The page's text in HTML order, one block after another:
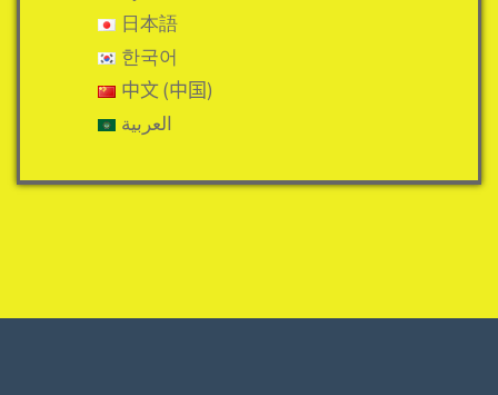
日本語
한국어
中文 (中国)
العربية